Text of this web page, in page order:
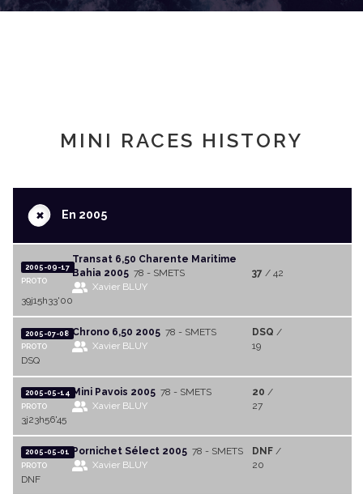
MINI RACES HISTORY
+En 2005
2005-09-17
PROTO
Transat 6,50 Charente Maritime
Bahia 2005 78 - SMETS
Xavier BLUY
37 / 42
39j15h33'00
2005-07-08
PROTO
Chrono 6,50 2005 78 - SMETS
Xavier BLUY
DSQ /
19
DSQ
2005-05-14
PROTO
Mini Pavois 2005 78 - SMETS
Xavier BLUY
20 /
27
3j23h56'45
2005-05-01
PROTO
Pornichet Sélect 2005 78 - SMETS
Xavier BLUY
DNF/
20
DNF